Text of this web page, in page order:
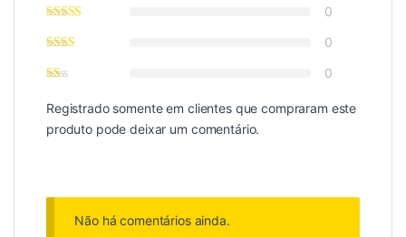
0
0
0
Registrado somente em clientes que compraram este
produto pode deixar um comentário.
Não há comentários ainda.